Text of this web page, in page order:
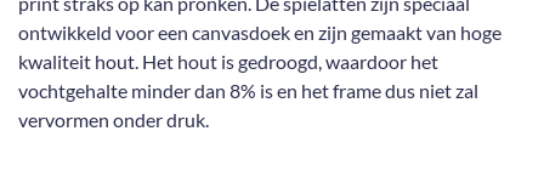
ontwikkeld voor een canvasdoek en zijn gemaakt van hoge
kwaliteit hout. Het hout is gedroogd, waardoor het
vochtgehalte minder dan 8% is en het frame dus niet zal
vervormen onder druk.